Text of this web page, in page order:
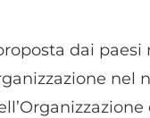
dai paesi
nel